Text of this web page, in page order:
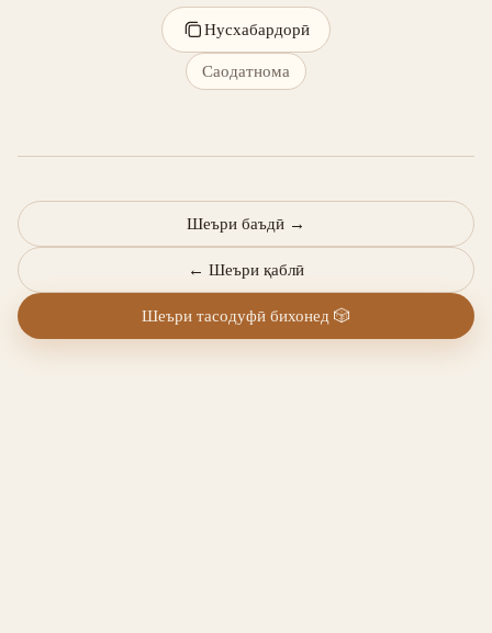
Нусхабардорӣ
Саодатнома
← Шеъри қаблӣ
Шеъри баъдӣ →
Шеъри тасодуфӣ бихонед 🎲